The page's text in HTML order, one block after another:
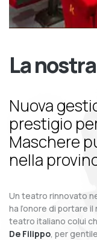
La
Nuova
prestigio
Maschere
nella
Un teatro rinnovato
ha l’onore di portare
teatro italiano colui
De Filippo, per